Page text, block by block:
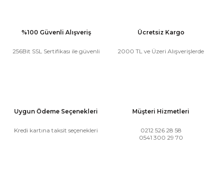
%100 Güvenli Alışveriş
256Bit SSL Sertifikası ile güvenli
Ücretsiz Kargo
2000 TL ve Üzeri Alışverişlerde
Uygun Ödeme Seçenekleri
Kredi kartına taksit seçenekleri
Müşteri Hizmetleri
0212 526 28 58
0541 300 29 70